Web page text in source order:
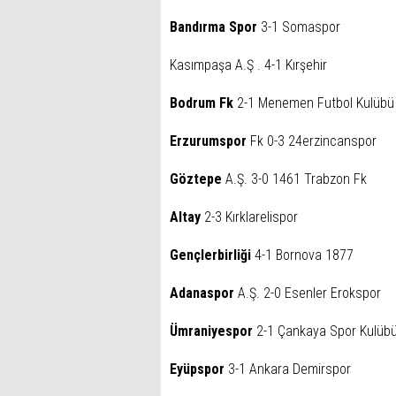
Bandırma Spor 3-1 Somaspor
Kasımpaşa A.Ş . 4-1 Kırşehir
Bodrum Fk 2-1 Menemen Futbol Kulübü
Erzurumspor Fk 0-3 24erzincanspor
Göztepe A.Ş. 3-0 1461 Trabzon Fk
Altay 2-3 Kırklarelispor
Gençlerbirliği 4-1 Bornova 1877
Adanaspor A.Ş. 2-0 Esenler Erokspor
Ümraniyespor 2-1 Çankaya Spor
Eyüpspor 3-1 Ankara Demirspor